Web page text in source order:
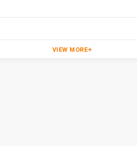
VIEW MORE